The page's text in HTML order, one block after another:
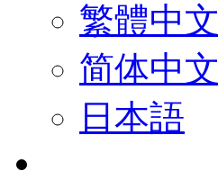
繁體中文
简体中文
日本語